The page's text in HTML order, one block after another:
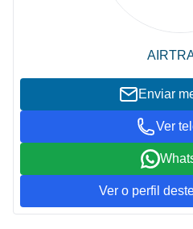
Enviar
Ver
Ver o perfil